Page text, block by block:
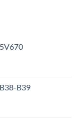
B39